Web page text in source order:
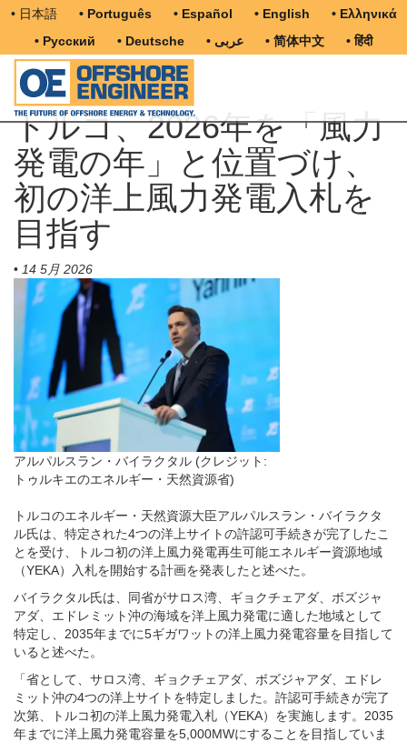
• 日本語 • Português • Español • English
• Ελληνικά
• Русский
• Deutsche • عربى • 简体中文 • हिंदी
トルコ、2026年を「風力
発電の年」と位置づけ、
初の洋上風力発電入札を
目指す
• 14 5月 2026
アルパルスラン・バイラクタル (クレジット:
トゥルキエのエネルギー・天然資源省)
トルコのエネルギー・天然資源大臣アルパルスラン・バイラクタ
ル氏は、特定された4つの洋上サイトの許認可手続きが完了したこ
とを受け、トルコ初の洋上風力発電再生可能エネルギー資源地域
（YEKA）入札を開始する計画を発表したと述べた。
バイラクタル氏は、同省がサロス湾、ギョクチェアダ、ボズジャ
アダ、エドレミット沖の海域を洋上風力発電に適した地域として
特定し、2035年までに5ギガワットの洋上風力発電容量を目指して
いると述べた。
「省として、サロス湾、ギョクチェアダ、ボズジャアダ、エドレ
ミット沖の4つの洋上サイトを特定しました。許認可手続きが完了
次第、トルコ初の洋上風力発電入札（YEKA）を実施します。2035
年までに洋上風力発電容量を5,000MWにすることを目指していま